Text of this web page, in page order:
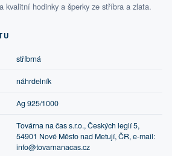
kvalitní hodinky a šperky ze stříbra a zlata.
stříbrná
náhrdelník
Ag 925/1000
Továrna na čas s.r.o., Českých legií 5,
54901 Nové Město nad Metují, ČR, e-mail:
info@tovarnanacas.cz